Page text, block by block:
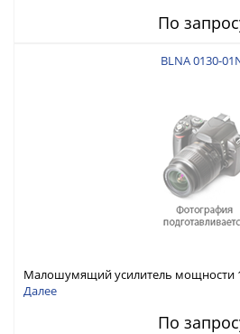
По
BLNA 0130-
Малошумящий усилитель мощности
дБ, Pмакс. вых=10 дБм (P1дБ)
Далее
По